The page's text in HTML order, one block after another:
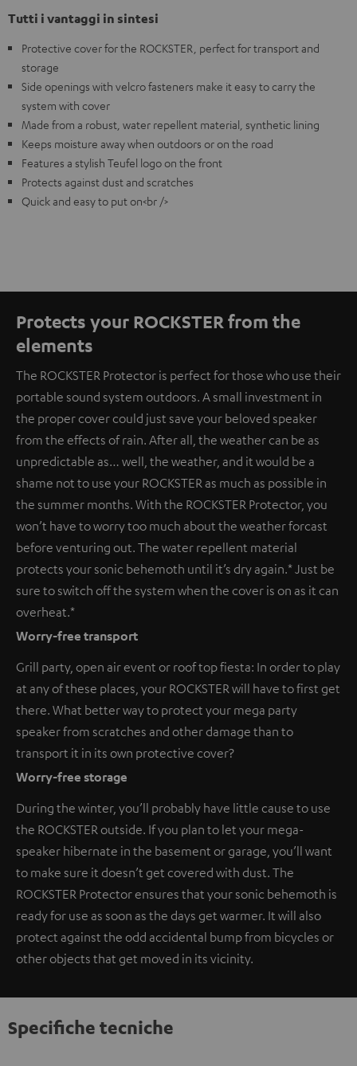
Tutti i vantaggi in sintesi
Protective cover for the ROCKSTER, perfect for transport and
storage
Side openings with velcro fasteners make it easy to carry the
system with cover
Made from a robust, water repellent material, synthetic lining
Keeps moisture away when outdoors or on the road
Features a stylish Teufel logo on the front
Protects against dust and scratches
Quick and easy to put on<br />
Protects your ROCKSTER from the
elements
The ROCKSTER Protector is perfect for those who use their
portable sound system outdoors. A small investment in
the proper cover could just save your beloved speaker
from the effects of rain. After all, the weather can be as
unpredictable as… well, the weather, and it would be a
shame not to use your ROCKSTER as much as possible in
the summer months. With the ROCKSTER Protector, you
won’t have to worry too much about the weather forcast
before venturing out. The water repellent material
protects your sonic behemoth until it’s dry again.* Just be
sure to switch off the system when the cover is on as it can
overheat.*
Worry-free transport
Grill party, open air event or roof top fiesta: In order to play
at any of these places, your ROCKSTER will have to first get
there. What better way to protect your mega party
speaker from scratches and other damage than to
transport it in its own protective cover?
Worry-free storage
During the winter, you’ll probably have little cause to use
the ROCKSTER outside. If you plan to let your mega-
speaker hibernate in the basement or garage, you’ll want
to make sure it doesn’t get covered with dust. The
ROCKSTER Protector ensures that your sonic behemoth is
ready for use as soon as the days get warmer. It will also
protect against the odd accidental bump from bicycles or
other objects that get moved in its vicinity.
Specifiche tecniche